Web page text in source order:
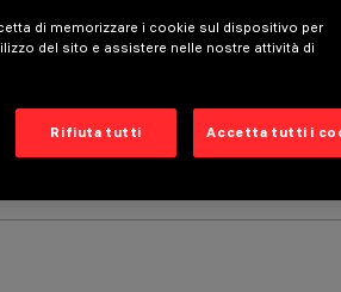
di memorizzare i cookie sul dispositivo per
del sito e assistere nelle nostre attività di
Rifiuta tutti Accetta tutti i